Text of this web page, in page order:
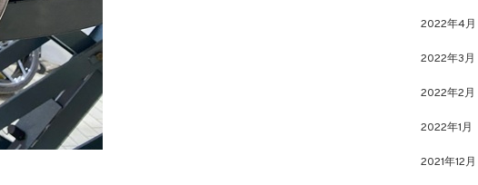
2022年4月
2022年3月
2022年2月
2022年1月
2021年12月